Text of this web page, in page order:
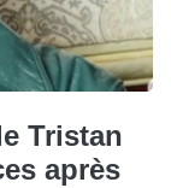
Tristan
après